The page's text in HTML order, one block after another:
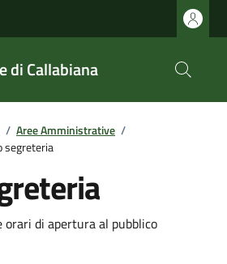
di Callabiana
/ Aree Amministrative /
segreteria
di apertura al pubblico